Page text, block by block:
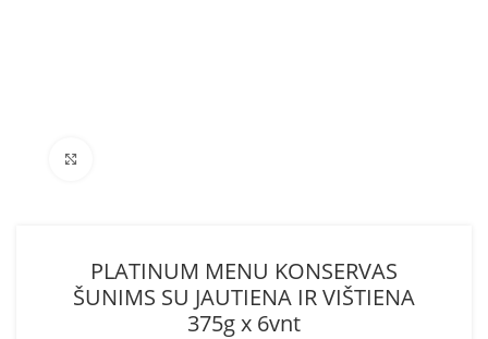
PLATINUM MENU KONSERVAS
ŠUNIMS SU JAUTIENA IR VIŠTIENA
375g x 6vnt